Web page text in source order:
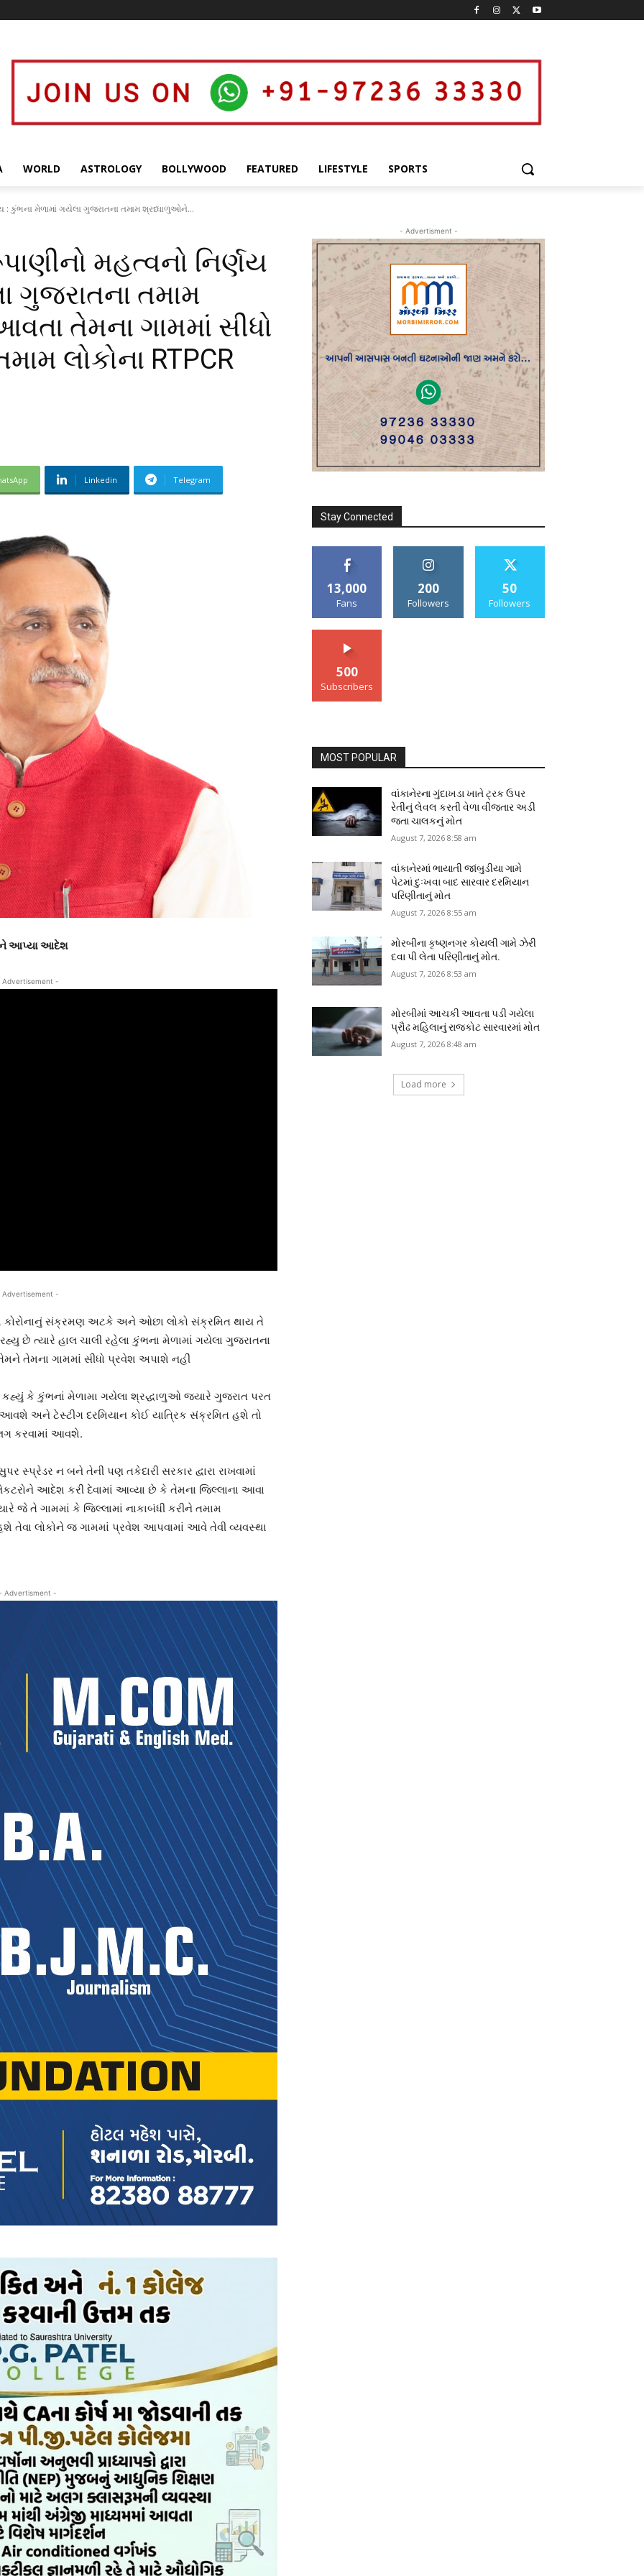
WORLD ASTROLOGY BOLLYWOOD FEATURED LIFESTYLE SPORTS
: કુંભના મેળામાં ગયેલા ગુજરાતના તમામ શ્રધ્ધાળુઓને...
મહત્વનો નિર્ણય
ગુજરાતના તમામ
તેમના ગામમાં સીધો
લોકોના RTPCR
Linkedin Telegram
આપ્યા આદેશ
-
-
સંક્રમણ અટકે અને ઓછા લોકો સંક્રમિત થાય તે
છે ત્યારે હાલ ચાલી રહેલા કુંભના મેળામાં ગયેલા ગુજરાતના
તેમના ગામમાં સીધો પ્રવેશ અપાશે નહીં
કે કુંભનાં મેળામા ગયેલા શ્રદ્ધાળુઓ જયારે ગુજરાત પરત
આવશે અને ટેસ્ટીગ દરમિયાન કોઈ યાત્રિક સંક્રમિત હશે તો
કરવામાં આવશે.
ન બને તેની પણ તકેદારી સરકાર દ્વારા રાખવામાં
આદેશ કરી દેવામાં આવ્યા છે કે તેમના જિલ્લાના આવા
જે તે ગામમાં કે જિલ્લામાં નાકાબંધી કરીને તમામ
તેવા લોકોને જ ગામમાં પ્રવેશ આપવામાં આવે તેવી વ્યવસ્થા
Advertisment -
- Advertisment -
Stay Connected
13,000
Fans
200
Followers
50
Followers
500
Subscribers
MOST POPULAR
વાંકાનેરના ગુંદાખડા ખાતે ટ્રક ઉપર
રેતીનું લેવલ કરતી વેળા વીજતાર અડી
જતા ચાલકનું મોત
August 7, 2026 8:58 am
વાંકાનેરમાં ભાયાતી જાંબુડીયા ગામે
પેટમાં દુઃખવા બાદ સારવાર દરમિયાન
પરિણીતાનું મોત
August 7, 2026 8:55 am
મોરબીના કૃષ્ણનગર કોયલી ગામે ઝેરી
દવા પી લેતા પરિણીતાનું મોત.
August 7, 2026 8:53 am
મોરબીમાં આચકી આવતા પડી ગયેલા
પ્રૌઢ મહિલાનું રાજકોટ સારવારમાં મોત
August 7, 2026 8:48 am
Load more